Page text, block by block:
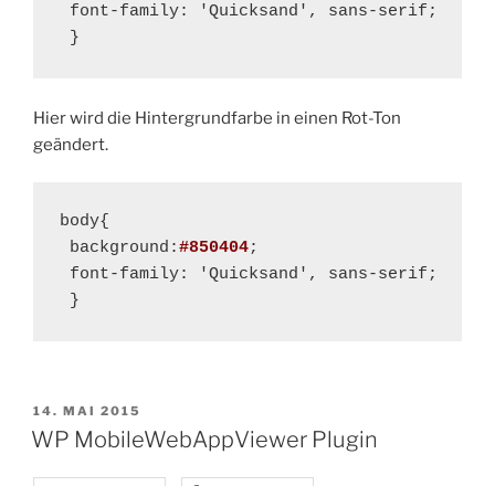
font-family: 'Quicksand', sans-serif;
}
Hier wird die Hintergrundfarbe in einen Rot-Ton
geändert.
body{
background:#850404;
font-family: 'Quicksand', sans-serif;
}
VERÖFFENTLICHT
AM
14. MAI 2015
WP MobileWebAppViewer Plugin